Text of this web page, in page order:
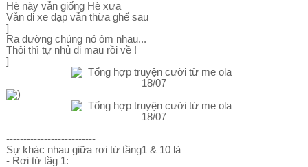
Hè này vẫn giống Hè xưa
Vẫn đi xe đạp vẫn thừa ghế sau
]
Ra đường chúng nó ôm nhau...
Thôi thì tự nhủ đi mau rồi về !
]
)
--------------------------
Sự khác nhau giữa rơi từ tầng1 & 10 là
- Rơi từ tầg 1: